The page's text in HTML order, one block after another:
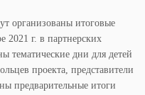
организованы итоговые
2021 г. в партнерских
тематические дни для детей
проекта, представители
предварительные итоги